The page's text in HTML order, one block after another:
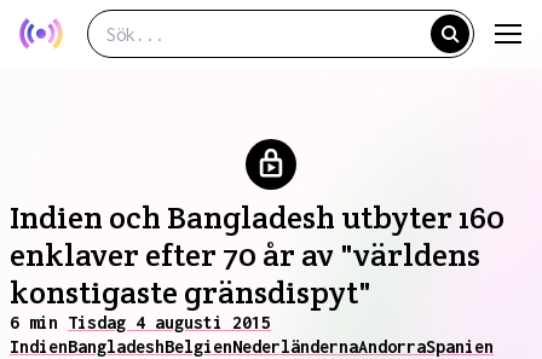
Indien och Bangladesh utbyter 160
enklaver efter 70 år av "världens
konstigaste gränsdispyt"
6 min Tisdag 4 augusti 2015
IndienBangladeshBelgienNederländernaAndorraSpanien